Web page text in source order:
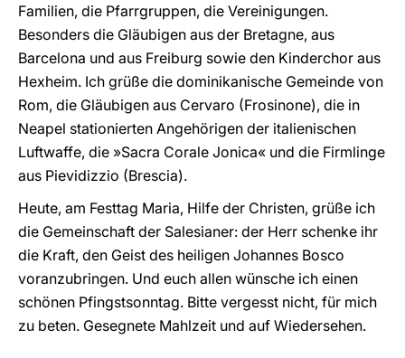
Familien, die Pfarrgruppen, die Vereinigungen.
Besonders die Gläubigen aus der Bretagne, aus
Barcelona und aus Freiburg sowie den Kinderchor aus
Hexheim. Ich grüße die dominikanische Gemeinde von
Rom, die Gläubigen aus Cervaro (Frosinone), die in
Neapel stationierten Angehörigen der italienischen
Luftwaffe, die »Sacra Corale Jonica« und die Firmlinge
aus Pievidizzio (Brescia).
Heute, am Festtag Maria, Hilfe der Christen, grüße ich
die Gemeinschaft der Salesianer: der Herr schenke ihr
die Kraft, den Geist des heiligen Johannes Bosco
voranzubringen. Und euch allen wünsche ich einen
schönen Pfingstsonntag. Bitte vergesst nicht, für mich
zu beten. Gesegnete Mahlzeit und auf Wiedersehen.